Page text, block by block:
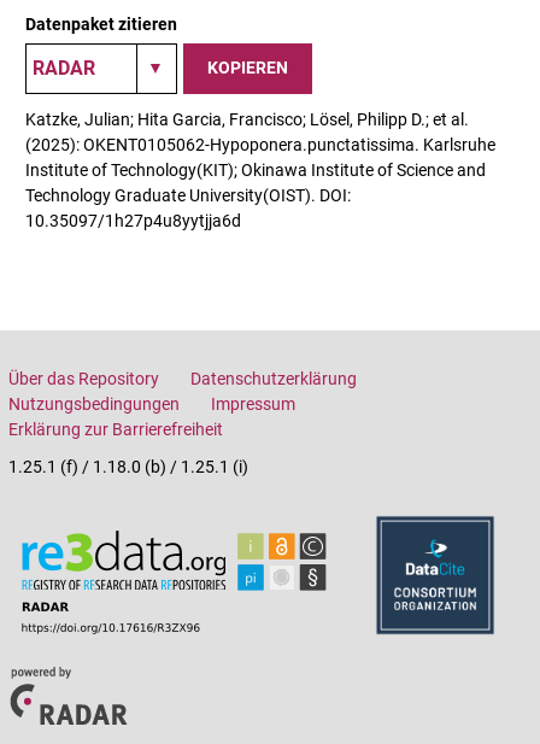
Datenpaket zitieren
KOPIEREN
Katzke, Julian; Hita Garcia, Francisco; Lösel, Philipp D.; et al.
(2025): OKENT0105062-Hypoponera.punctatissima. Karlsruhe
Institute of Technology(KIT); Okinawa Institute of Science and
Technology Graduate University(OIST). DOI:
10.35097/1h27p4u8yytjja6d
Über das Repository
Datenschutzerklärung
Nutzungsbedingungen
Impressum
Erklärung zur Barrierefreiheit
1.25.1 (f) / 1.18.0 (b) / 1.25.1 (i)